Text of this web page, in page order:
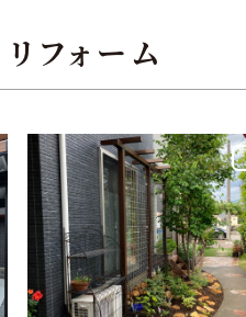
リフォーム
Garden Works
つるバラを誘引し
窓の目隠し 阿賀
野市N様邸ガーデ
ンリフォーム